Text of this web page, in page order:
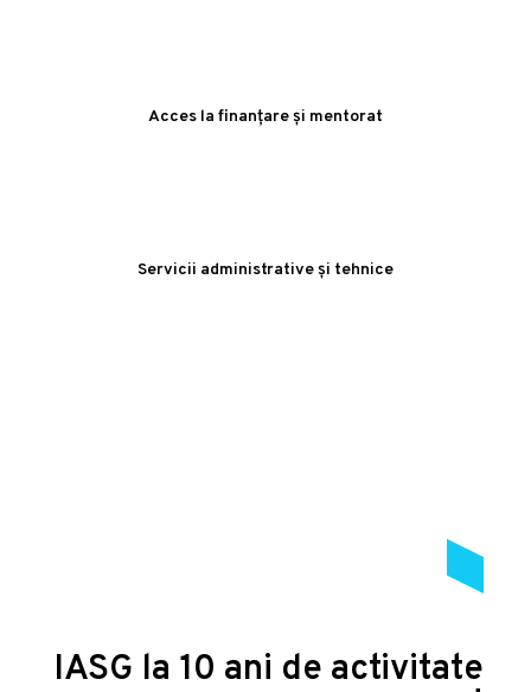
Acces la finanțare și mentorat
Servicii administrative și tehnice
IASG la 10 ani de activitate